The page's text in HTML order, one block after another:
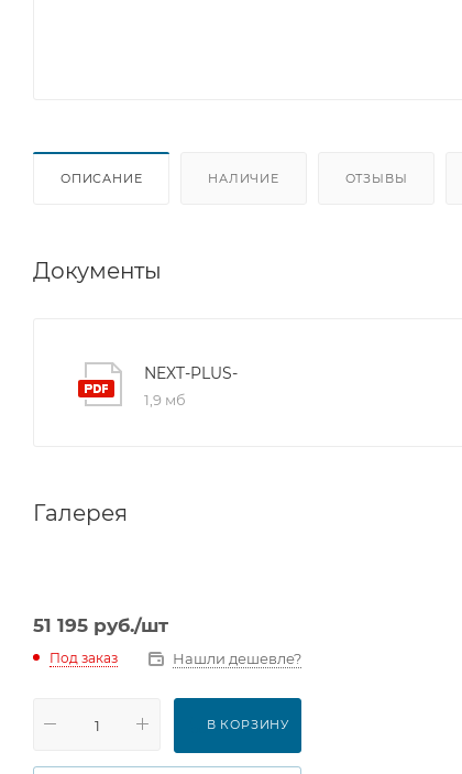
ОПИСАНИЕ НАЛИЧИЕ ОТЗЫВЫ
Документы
NEXT-PLUS-
1,9 мб
Галерея
51 195 руб./шт
Под заказ Нашли дешевле?
В КОРЗИНУ